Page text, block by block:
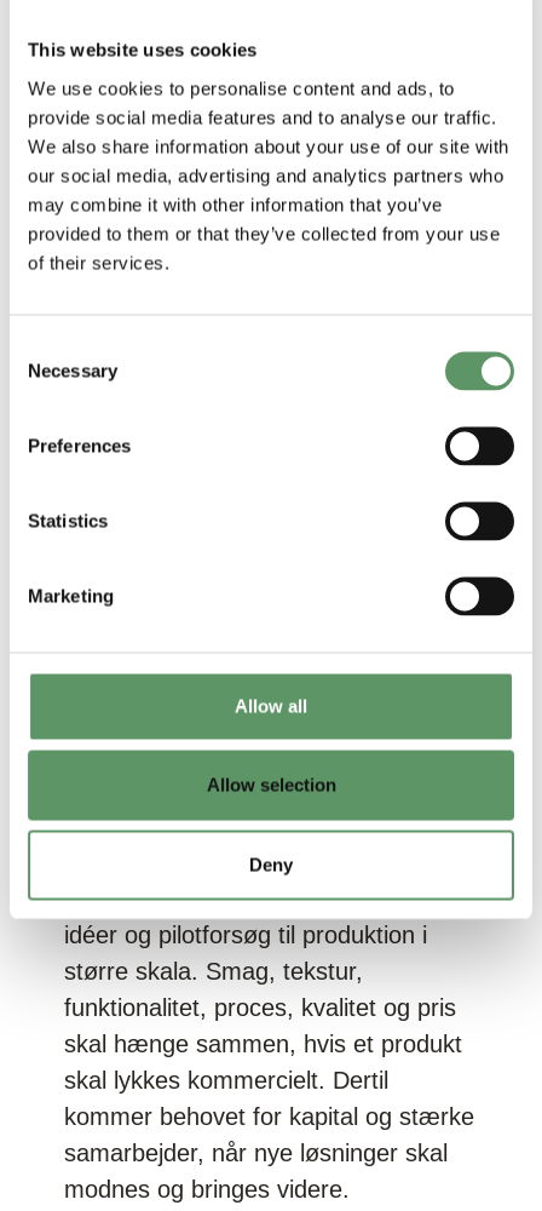
This website uses cookies
We use cookies to personalise content and ads, to
provide social media features and to analyse our traffic.
We also share information about your use of our site with
our social media, advertising and analytics partners who
may combine it with other information that you’ve
provided to them or that they’ve collected from your use
of their services.
Selection
Necessary
Preferences
Statistics
Marketing
Allow all
Allow selection
Deny
fødevaresystem.
& Bio Cluster Denmark
alternative proteiner spiller en central
og bæredygtigt fødevaresystem.
betydeligt innovations- og
vækstpotentiale. Danmark har stærke
dyrkningsforhold og virksomheder, der
allerede arbejder med nye
For mange virksomheder ligger
udfordringen i overgangen fra lovende
idéer og pilotforsøg til produktion i
større skala. Smag, tekstur,
funktionalitet, proces, kvalitet og pris
skal hænge sammen, hvis et produkt
skal lykkes kommercielt. Dertil
kommer behovet for kapital og stærke
samarbejder, når nye løsninger skal
modnes og bringes videre.